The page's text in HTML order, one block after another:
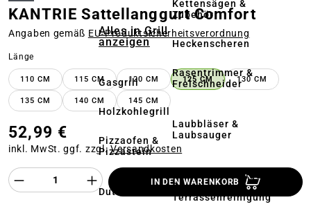
Alles in Grill
anzeigen
Gasgrill
Holzkohlegrill
Pizzaofen &
Pizzastein
Dutch Oven
Kettensägen &
Zubehör
Heckenscheren
Rasentrimmer &
Freischneider
Laubbläser &
Laubsauger
Hochdruckreiniger
&
Terrassenreinigung
KANTRIE Sattellanggurt Comfort
Angaben gemäß EU‑Produktsicherheitsverordnung
Länge
110 CM 115 CM 120 CM 125 CM 130 CM
135 CM 140 CM 145 CM
52,99 €
inkl. MwSt. ggf. zzgl.Versandkosten
Produkt Anzahl des Produktes
IN DEN WARENKORB